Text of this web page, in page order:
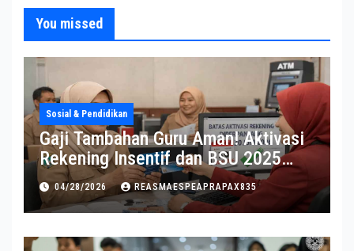
You missed
Sosial & Pendidikan
Gaji Tambahan Guru Aman! Aktivasi
Rekening Insentif dan BSU 2025
Diperpanjang
04/28/2026 REASMAESPEAPRAPAX835